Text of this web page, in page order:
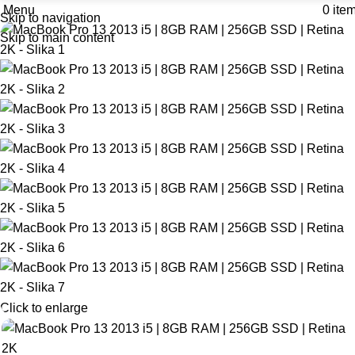
Skip to navigation
Skip to main content
Menu 0
Click to enlarge